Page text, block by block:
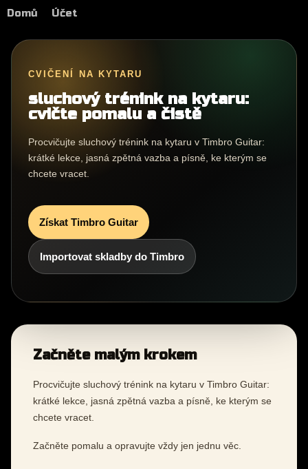
Domů Účet
CVIČENÍ NA KYTARU
sluchový trénink na kytaru:
cvičte pomalu a čistě
Procvičujte sluchový trénink na kytaru v Timbro Guitar:
krátké lekce, jasná zpětná vazba a písně, ke kterým se
chcete vracet.
Získat Timbro Guitar
Importovat skladby do Timbro
Začněte malým krokem
Procvičujte sluchový trénink na kytaru v Timbro Guitar:
krátké lekce, jasná zpětná vazba a písně, ke kterým se
chcete vracet.
Začněte pomalu a opravujte vždy jen jednu věc.